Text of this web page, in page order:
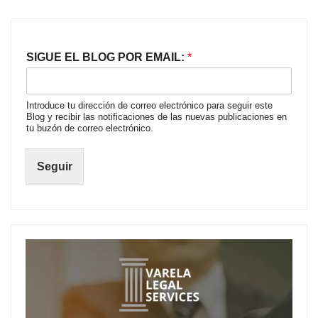
SIGUE EL BLOG POR EMAIL: *
Introduce tu dirección de correo electrónico para seguir este
Blog y recibir las notificaciones de las nuevas publicaciones en
tu buzón de correo electrónico.
Seguir